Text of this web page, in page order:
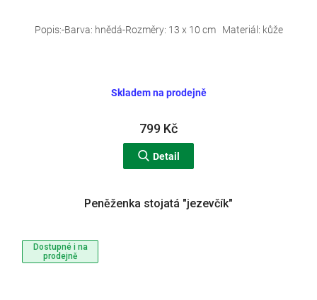
Skladem na prodejně
799 Kč
Detail
Popis:-Barva: hnědá-Rozměry: 13 x 10 cm Materiál: kůže
Dostupné i na
prodejně
Peněženka stojatá "jezevčík"